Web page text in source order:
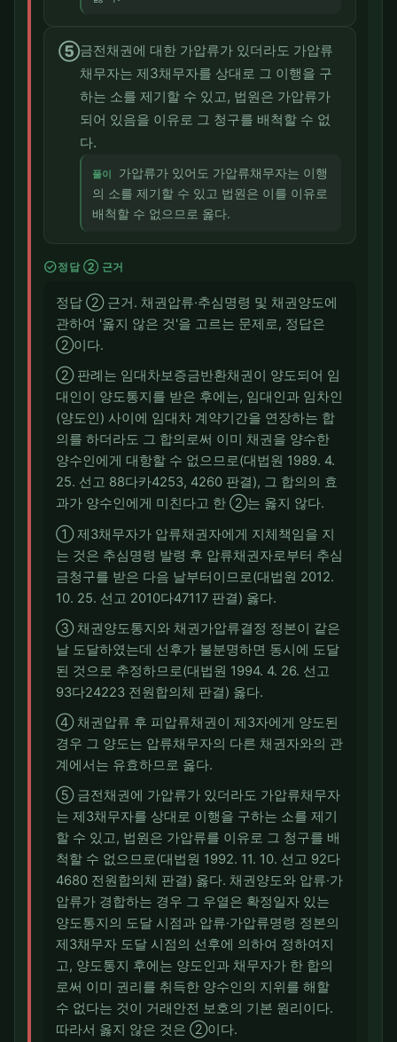
⑤금전채권에 대한 가압류가 있더라도 가압류
채무자는 제3채무자를 상대로 그 이행을 구
하는 소를 제기할 수 있고, 법원은 가압류가
되어 있음을 이유로 그 청구를 배척할 수 없
다.
풀이
가압류가 있어도 가압류채무자는 이행
의 소를 제기할 수 있고 법원은 이를 이유로
배척할 수 없으므로 옳다.
check_circle정답 ② 근거
정답 ② 근거. 채권압류·추심명령 및 채권양도에
관하여 '옳지 않은 것'을 고르는 문제로, 정답은
②이다.
② 판례는 임대차보증금반환채권이 양도되어 임
대인이 양도통지를 받은 후에는, 임대인과 임차인
(양도인) 사이에 임대차 계약기간을 연장하는 합
의를 하더라도 그 합의로써 이미 채권을 양수한
양수인에게 대항할 수 없으므로(대법원 1989. 4.
25. 선고 88다카4253, 4260 판결), 그 합의의 효
과가 양수인에게 미친다고 한 ②는 옳지 않다.
① 제3채무자가 압류채권자에게 지체책임을 지
는 것은 추심명령 발령 후 압류채권자로부터 추심
금청구를 받은 다음 날부터이므로(대법원 2012.
10. 25. 선고 2010다47117 판결) 옳다.
③ 채권양도통지와 채권가압류결정 정본이 같은
날 도달하였는데 선후가 불분명하면 동시에 도달
된 것으로 추정하므로(대법원 1994. 4. 26. 선고
93다24223 전원합의체 판결) 옳다.
④ 채권압류 후 피압류채권이 제3자에게 양도된
경우 그 양도는 압류채무자의 다른 채권자와의 관
계에서는 유효하므로 옳다.
⑤ 금전채권에 가압류가 있더라도 가압류채무자
는 제3채무자를 상대로 이행을 구하는 소를 제기
할 수 있고, 법원은 가압류를 이유로 그 청구를 배
척할 수 없으므로(대법원 1992. 11. 10. 선고 92다
4680 전원합의체 판결) 옳다. 채권양도와 압류·가
압류가 경합하는 경우 그 우열은 확정일자 있는
양도통지의 도달 시점과 압류·가압류명령 정본의
제3채무자 도달 시점의 선후에 의하여 정하여지
고, 양도통지 후에는 양도인과 채무자가 한 합의
로써 이미 권리를 취득한 양수인의 지위를 해할
수 없다는 것이 거래안전 보호의 기본 원리이다.
따라서 옳지 않은 것은 ②이다.